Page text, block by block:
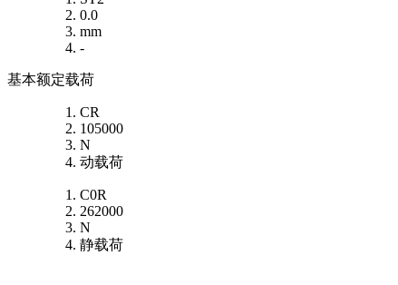
0.0
mm
-
基本额定载荷
CR
105000
N
动载荷
C0R
262000
N
静载荷